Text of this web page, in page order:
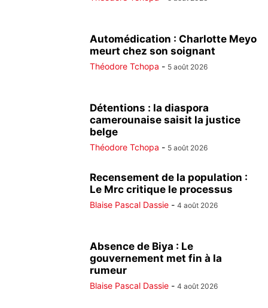
Automédication : Charlotte Meyo
meurt chez son soignant
Théodore Tchopa - 5 août 2026
Détentions : la diaspora
camerounaise saisit la justice
belge
Théodore Tchopa - 5 août 2026
Recensement de la population :
Le Mrc critique le processus
Blaise Pascal Dassie - 4 août 2026
Absence de Biya : Le
gouvernement met fin à la
rumeur
Blaise Pascal Dassie - 4 août 2026